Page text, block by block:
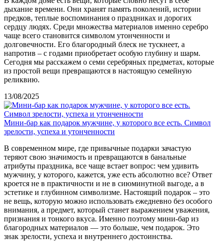
дыхание времени. Они хранят память поколений, истории
предков, теплые воспоминания о праздниках и дорогих
сердцу людях. Среди множества материалов именно серебро
чаще всего становится символом утонченности и
долговечности. Его благородный блеск не тускнеет, а
напротив – с годами приобретает особую глубину и шарм.
Сегодня мы расскажем о семи серебряных предметах, которые
из простой вещи превращаются в настоящую семейную
реликвию.
13/08/2025
Мини-бар как подарок мужчине, у которого все есть. Символ
зрелости, успеха и утонченности
В современном мире, где привычные подарки зачастую
теряют свою значимость и превращаются в банальные
атрибуты праздника, все чаще встает вопрос: чем удивить
мужчину, у которого, кажется, уже есть абсолютно все? Ответ
кроется не в практичности и не в сиюминутной выгоде, а в
эстетике и глубинном символизме. Настоящий подарок – это
не вещь, которую можно использовать ежедневно без особого
внимания, а предмет, который станет выражением уважения,
признания и тонкого вкуса. Именно поэтому мини-бар из
благородных материалов — это больше, чем подарок. Это
знак зрелости, успеха и внутреннего достоинства.